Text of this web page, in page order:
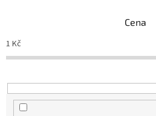
o
d
k
t
Cena
1 Kč